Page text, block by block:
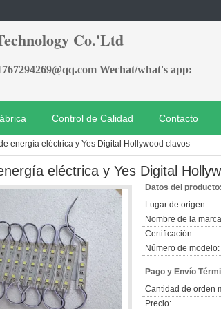
Co.'Ltd
Wechat/what's app:
Control de Calidad Contacto
energía eléctrica y Yes Digital Hollywood clavos
eléctrica y Yes Digital
Datos del producto:
Lugar de origen:
Nombre de la
Certificación:
Número de modelo:
Pago y Envío
Cantidad de orden
Precio: